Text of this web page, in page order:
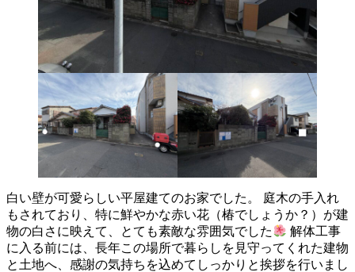
白い壁が可愛らしい平屋建てのお家でした。 庭木の手入れ
もされており、特に鮮やかな赤い花（椿でしょうか？）が建
物の白さに映えて、とても素敵な雰囲気でした
解体工事
に入る前には、長年この場所で暮らしを見守ってくれた建物
と土地へ、感謝の気持ちを込めてしっかりと挨拶を行いまし